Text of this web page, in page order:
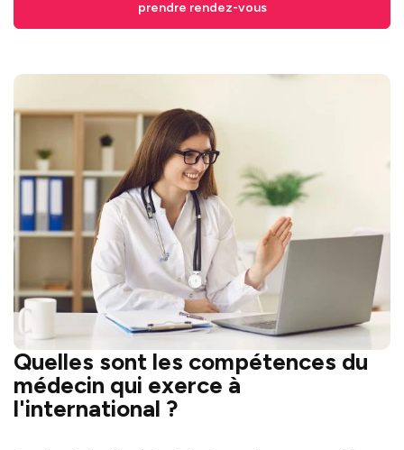
prendre rendez-vous
Quelles sont les compétences du
médecin qui exerce à
l'international ?